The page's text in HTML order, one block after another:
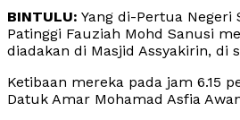
BINTULU: Yang di-Pertua
Patinggi Fauziah Mohd Sanusi
diadakan di Masjid Assyakirin, di
Ketibaan mereka pada jam 6.15
Datuk Amar Mohamad Asfia